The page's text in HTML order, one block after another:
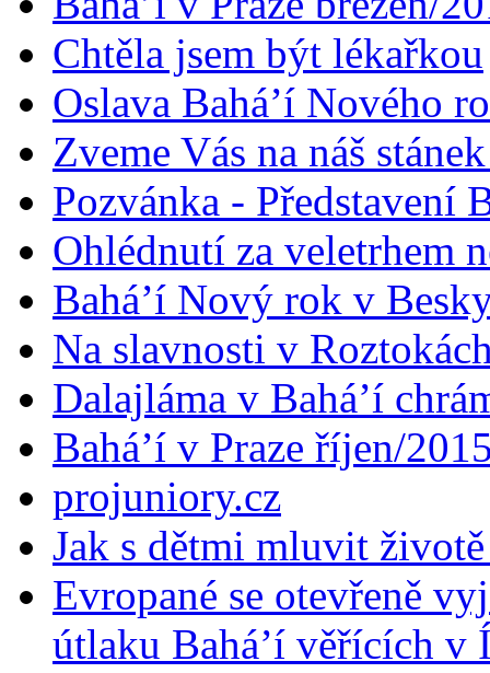
Chtěla jsem být lékařkou
Oslava Bahá’í Nového
Zveme Vás na náš
Pozvánka - Představení
Ohlédnutí za veletrhem
Bahá’í Nový rok v
Na slavnosti v
Dalajláma v Bahá’í
Bahá’í v Praze říjen/
projuniory.cz
Jak s dětmi mluvit
Evropané se otevřeně
útlaku Bahá’í věřících v